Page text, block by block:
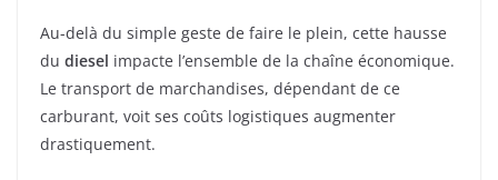
Au-delà du simple geste de faire le plein, cette hausse
du diesel impacte l’ensemble de la chaîne économique.
Le transport de marchandises, dépendant de ce
carburant, voit ses coûts logistiques augmenter
drastiquement.